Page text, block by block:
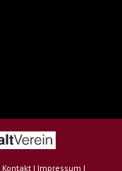
Kontakt | Impressum |